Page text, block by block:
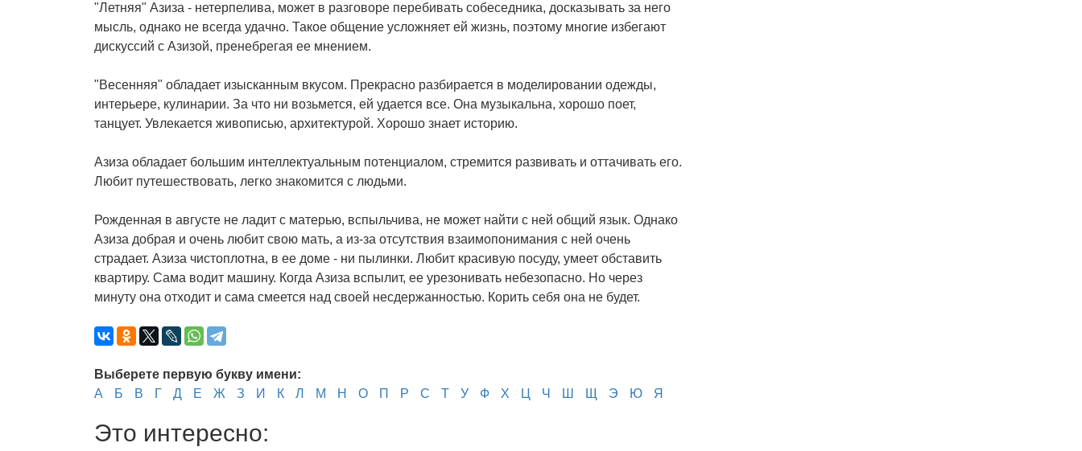
"Летняя" Азиза - нетерпелива, может в разговоре перебивать собеседника, досказывать за него
мысль, однако не всегда удачно. Такое общение усложняет ей жизнь, поэтому многие избегают
дискуссий с Азизой, пренебрегая ее мнением.
"Весенняя" обладает изысканным вкусом. Прекрасно разбирается в моделировании одежды,
интерьере, кулинарии. За что ни возьмется, ей удается все. Она музыкальна, хорошо поет,
танцует. Увлекается живописью, архитектурой. Хорошо знает историю.
Азиза обладает большим интеллектуальным потенциалом, стремится развивать и оттачивать его.
Любит путешествовать, легко знакомится с людьми.
Рожденная в августе не ладит с матерью, вспыльчива, не может найти с ней общий язык. Однако
Азиза добрая и очень любит свою мать, а из-за отсутствия взаимопонимания с ней очень
страдает. Азиза чистоплотна, в ее доме - ни пылинки. Любит красивую посуду, умеет обставить
квартиру. Сама водит машину. Когда Азиза вспылит, ее урезонивать небезопасно. Но через
минуту она отходит и сама смеется над своей несдержанностью. Корить себя она не будет.
Выберете первую букву имени:
А
Б В Г Д Е Ж З И К Л М Н О П Р С Т У Ф Х Ц Ч Ш Щ Э Ю Я
Это интересно: